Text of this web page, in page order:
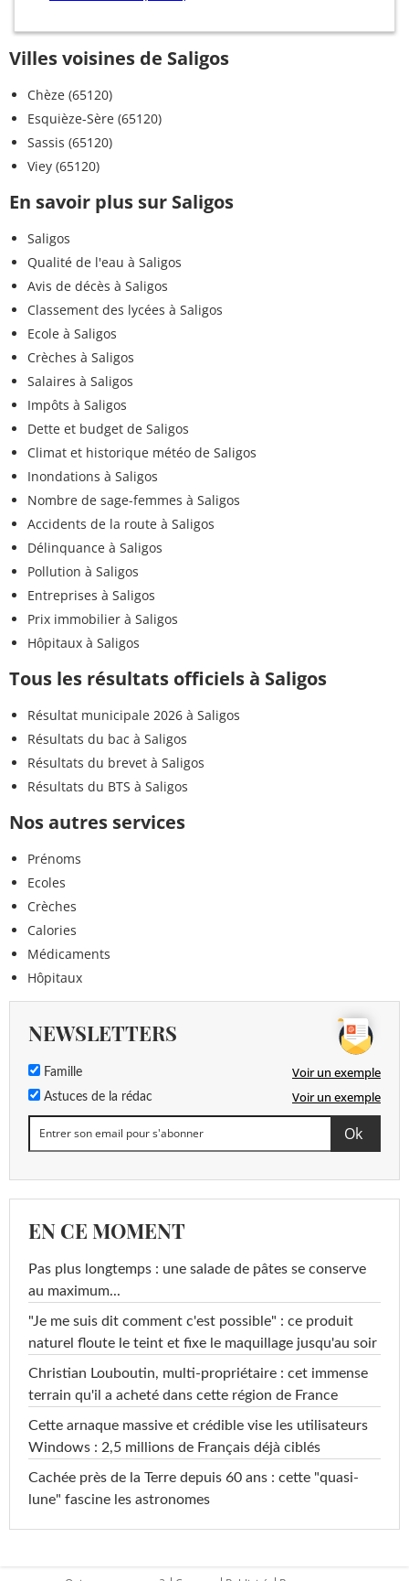
Villes voisines de Saligos
Chèze (65120)
Esquièze-Sère (65120)
Sassis (65120)
Viey (65120)
En savoir plus sur Saligos
Saligos
Qualité de l'eau à Saligos
Avis de décès à Saligos
Classement des lycées à Saligos
Ecole à Saligos
Crèches à Saligos
Salaires à Saligos
Impôts à Saligos
Dette et budget de Saligos
Climat et historique météo de Saligos
Inondations à Saligos
Nombre de sage-femmes à Saligos
Accidents de la route à Saligos
Délinquance à Saligos
Pollution à Saligos
Entreprises à Saligos
Prix immobilier à Saligos
Hôpitaux à Saligos
Tous les résultats officiels à Saligos
Résultat municipale 2026 à Saligos
Résultats du bac à Saligos
Résultats du brevet à Saligos
Résultats du BTS à Saligos
Nos autres services
Prénoms
Ecoles
Crèches
Calories
Médicaments
Hôpitaux
NEWSLETTERS
Famille Voir un exemple
Astuces de la rédac Voir un exemple
EN CE MOMENT
Pas plus longtemps : une salade de pâtes se conserve
au maximum...
"Je me suis dit comment c'est possible" : ce produit
naturel floute le teint et fixe le maquillage jusqu'au soir
Christian Louboutin, multi-propriétaire : cet immense
terrain qu'il a acheté dans cette région de France
Cette arnaque massive et crédible vise les utilisateurs
Windows : 2,5 millions de Français déjà ciblés
Cachée près de la Terre depuis 60 ans : cette "quasi-
lune" fascine les astronomes